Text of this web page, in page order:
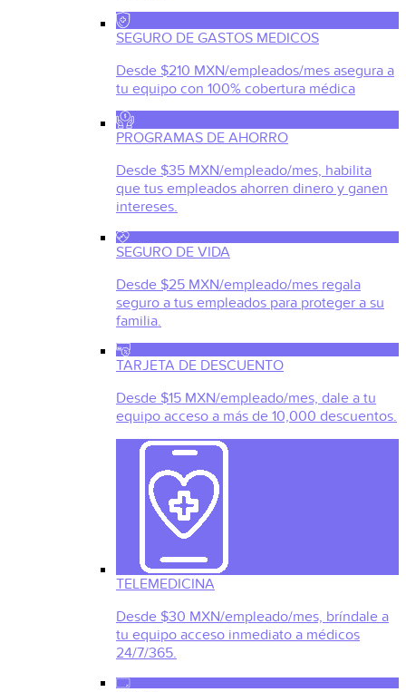
SEGURO DE GASTOS MEDICOS
Desde $210 MXN/empleados/mes asegura a
tu equipo con 100% cobertura médica
PROGRAMAS DE AHORRO
Desde $35 MXN/empleado/mes, habilita
que tus empleados ahorren dinero y ganen
intereses.
SEGURO DE VIDA
Desde $25 MXN/empleado/mes regala
seguro a tus empleados para proteger a su
familia.
TARJETA DE DESCUENTO
Desde $15 MXN/empleado/mes, dale a tu
equipo acceso a más de 10,000 descuentos.
TELEMEDICINA
Desde $30 MXN/empleado/mes, bríndale a
tu equipo acceso inmediato a médicos
24/7/365.